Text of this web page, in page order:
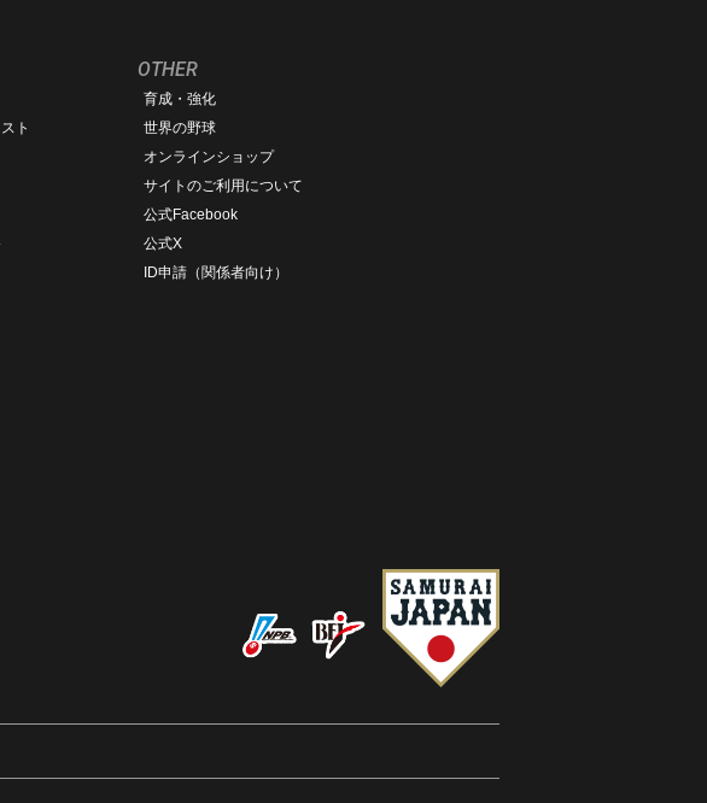
ト
OTHER
育成・強化
世界の野球
オンラインショップ
サイトのご利用について
公式Facebook
公式X
ID申請（関係者向け）